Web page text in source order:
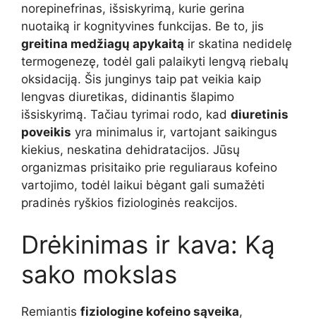
norepinefrinas, išsiskyrimą, kurie gerina
nuotaiką ir kognityvines funkcijas. Be to, jis
greitina medžiagų apykaitą ir skatina nedidelę
termogenezę, todėl gali palaikyti lengvą riebalų
oksidaciją. Šis junginys taip pat veikia kaip
lengvas diuretikas, didinantis šlapimo
išsiskyrimą. Tačiau tyrimai rodo, kad diuretinis
poveikis yra minimalus ir, vartojant saikingus
kiekius, neskatina dehidratacijos. Jūsų
organizmas prisitaiko prie reguliaraus kofeino
vartojimo, todėl laikui bėgant gali sumažėti
pradinės ryškios fiziologinės reakcijos.
Drėkinimas ir kava: Ką
sako mokslas
Remiantis fiziologine kofeino sąveika,